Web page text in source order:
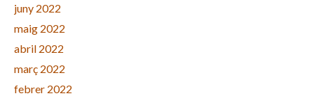
juny 2022
maig 2022
abril 2022
març 2022
febrer 2022